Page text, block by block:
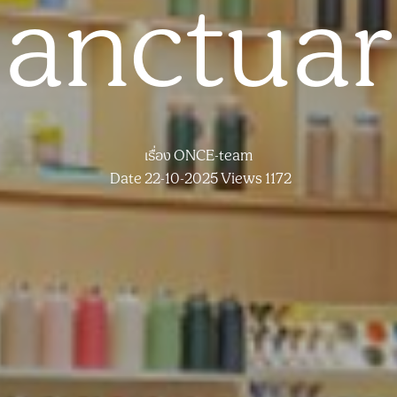
เรื่องONCE-team
Date 22-10-2025Views 1172